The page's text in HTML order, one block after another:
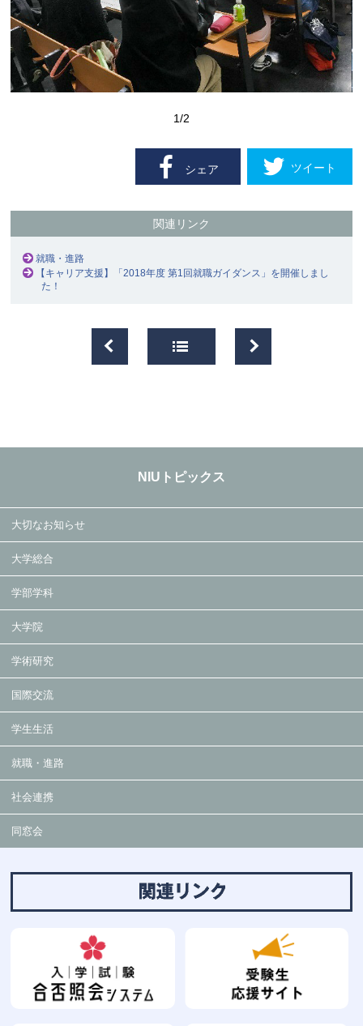
1/2
シェア ツイート
関連リンク
就職・進路
【キャリア支援】「2018年度 第1回就職ガイダンス」を開催しまし
た！
NIUトピックス
大切なお知らせ
大学総合
学部学科
大学院
学術研究
国際交流
学生生活
就職・進路
社会連携
同窓会